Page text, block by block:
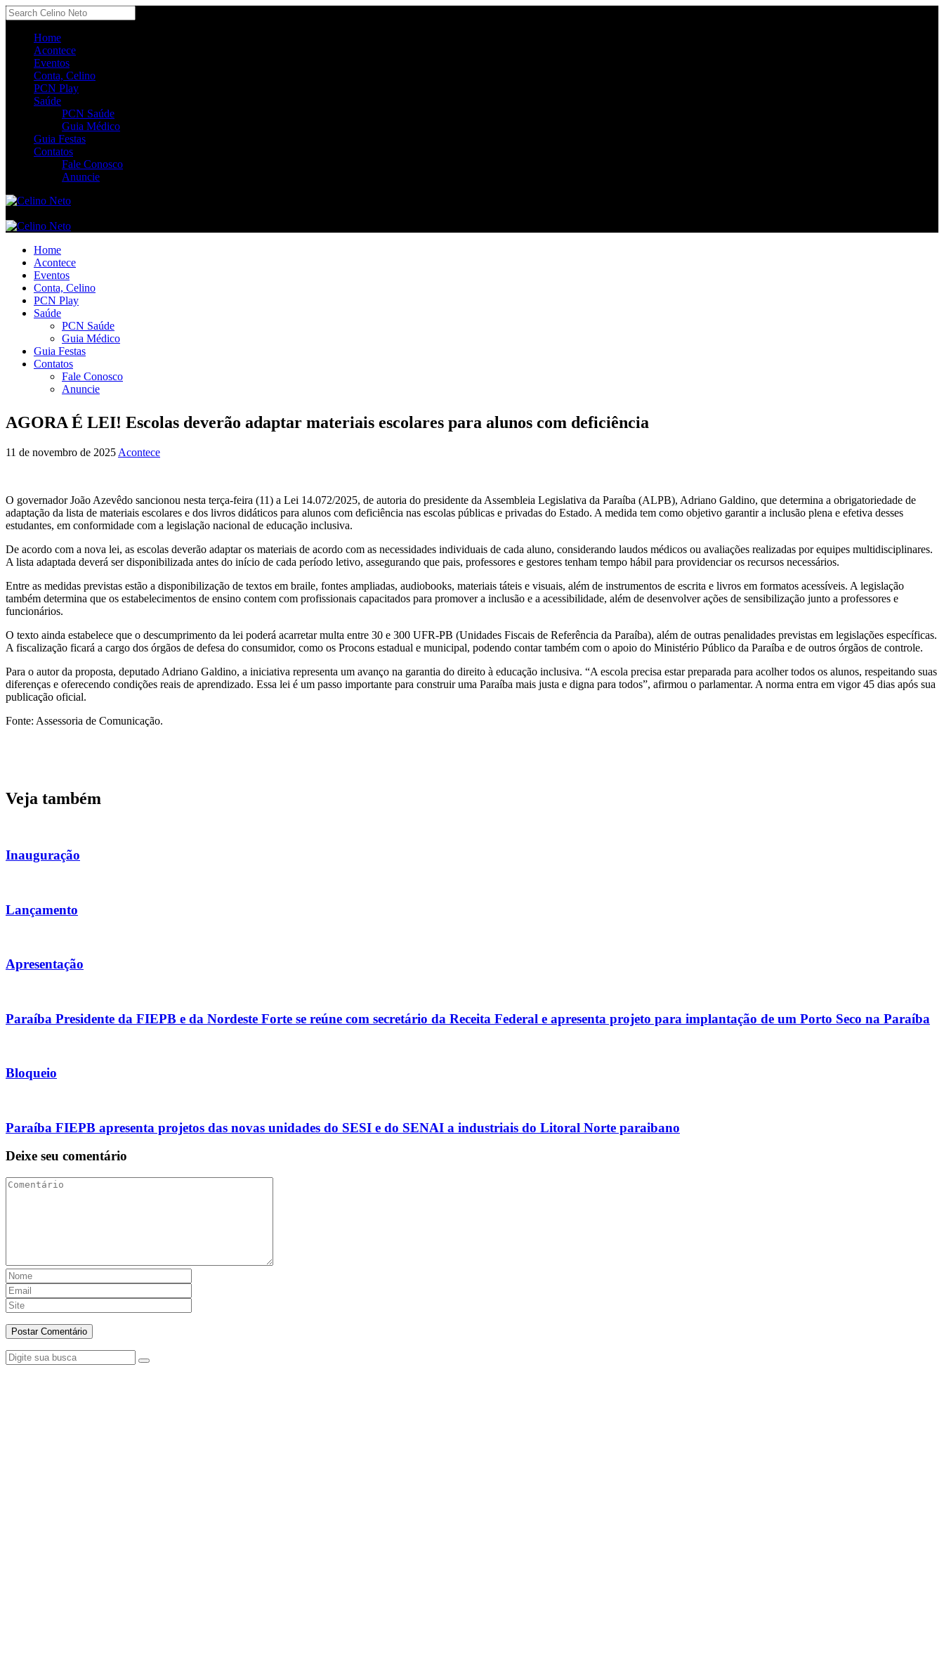
Home
Acontece
Eventos
Conta, Celino
PCN Play
Saúde
PCN Saúde
Guia Médico
Guia Festas
Contatos
Fale Conosco
Anuncie
Home
Acontece
Eventos
Conta, Celino
PCN Play
Saúde
PCN Saúde
Guia Médico
Guia Festas
Contatos
Fale Conosco
Anuncie
AGORA É LEI! Escolas deverão adaptar materiais escolares para alunos com deficiência
11 de novembro de 2025 Acontece
O governador João Azevêdo sancionou nesta terça-feira (11) a Lei 14.072/2025, de autoria do presidente da Assembleia Legislativa da Paraíba (ALPB), Adriano Galdino, que determina a obrigatoriedade de
adaptação da lista de materiais escolares e dos livros didáticos para alunos com deficiência nas escolas públicas e privadas do Estado. A medida tem como objetivo garantir a inclusão plena e efetiva desses
estudantes, em conformidade com a legislação nacional de educação inclusiva.
De acordo com a nova lei, as escolas deverão adaptar os materiais de acordo com as necessidades individuais de cada aluno, considerando laudos médicos ou avaliações realizadas por equipes multidisciplinares.
A lista adaptada deverá ser disponibilizada antes do início de cada período letivo, assegurando que pais, professores e gestores tenham tempo hábil para providenciar os recursos necessários.
Entre as medidas previstas estão a disponibilização de textos em braile, fontes ampliadas, audiobooks, materiais táteis e visuais, além de instrumentos de escrita e livros em formatos acessíveis. A legislação
também determina que os estabelecimentos de ensino contem com profissionais capacitados para promover a inclusão e a acessibilidade, além de desenvolver ações de sensibilização junto a professores e
funcionários.
O texto ainda estabelece que o descumprimento da lei poderá acarretar multa entre 30 e 300 UFR-PB (Unidades Fiscais de Referência da Paraíba), além de outras penalidades previstas em legislações específicas.
A fiscalização ficará a cargo dos órgãos de defesa do consumidor, como os Procons estadual e municipal, podendo contar também com o apoio do Ministério Público da Paraíba e de outros órgãos de controle.
Para o autor da proposta, deputado Adriano Galdino, a iniciativa representa um avanço na garantia do direito à educação inclusiva. “A escola precisa estar preparada para acolher todos os alunos, respeitando suas
diferenças e oferecendo condições reais de aprendizado. Essa lei é um passo importante para construir uma Paraíba mais justa e digna para todos”, afirmou o parlamentar. A norma entra em vigor 45 dias após sua
publicação oficial.
Fonte: Assessoria de Comunicação.
Veja também
Inauguração
Lançamento
Apresentação
Paraíba Presidente da FIEPB e da Nordeste Forte se reúne com secretário da Receita Federal e apresenta projeto para implantação de um Porto Seco na Paraíba
Bloqueio
Paraíba FIEPB apresenta projetos das novas unidades do SESI e do SENAI a industriais do Litoral Norte paraibano
Deixe seu comentário